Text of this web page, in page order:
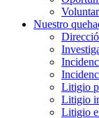
Nuestro
Litigio
Litigio
Litigio